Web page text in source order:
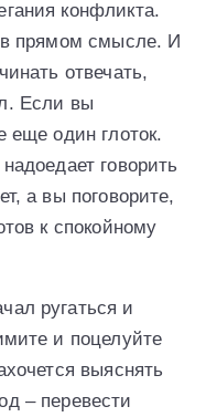
конфликта.
прямом смысле. И
отвечать,
Если вы
еще один глоток.
говорить
а вы поговорите,
к спокойному
ругаться и
и поцелуйте
выяснять
– перевести